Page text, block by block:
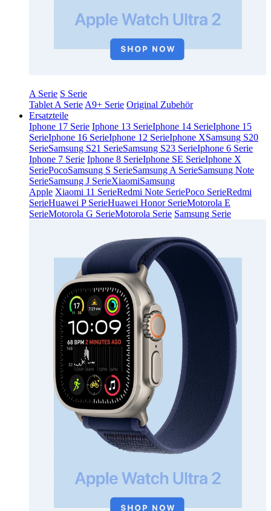
A Serie S Serie
Tablet A Serie A9+ Serie Original Zubehör
Ersatzteile
Iphone 17 Serie Iphone 13 SerieIphone 14 SerieIphone 15
SerieIphone 16 SerieIphone 12 SerieIphone XSamsung S20
SerieSamsung S21 SerieSamsung S23 SerieIphone 6 Serie
Iphone 7 Serie Iphone 8 SerieIphone SE SerieIphone X
SeriePocoSamsung S SerieSamsung A SerieSamsung Note
SerieSamsung J SerieXiaomiSamsung
Apple Xiaomi 11 SerieRedmi Note SeriePoco SerieRedmi
SerieHuawei P SerieHuawei Honor SerieMotorola E
SerieMotorola G SerieMotorola Serie Samsung Serie